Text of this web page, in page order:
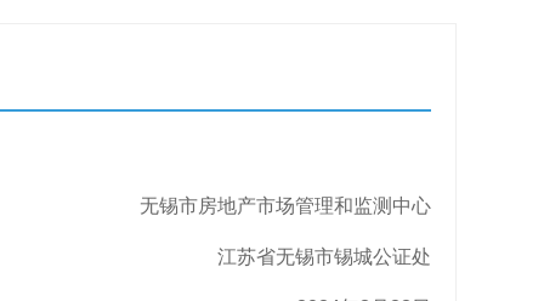
无锡市房地产市场管理和监测中心
江苏省无锡市锡城公证处